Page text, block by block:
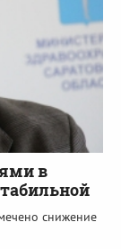
в
снижение